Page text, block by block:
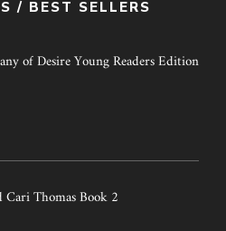
/ BEST SELLERS
of Desire Young Readers Edition
Thomas Book 2